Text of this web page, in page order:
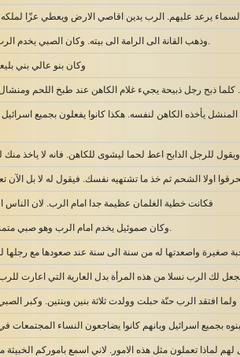
يرعد عليهم. الرب يدين اقاصي الارض ويعطي عزّا
وذهب القانة الى الرامة الى بيته. وكان الصبي يخدم الرب امام عالي الكاهن.
وكان بنو عالي بني
يأخذه الكاهن لنفسه. هكذا كانوا يفعلون بجميع اسرائيل
فكانت خطية الغلمان عظيمة جدا امام الرب. لان الناس
وكان صموئيل يخدم امام الرب وهو صبي متمنطق بافود من كتان.
ولما افتقد الرب حنّة حبلت وولدت ثلاثة بنين وبنتين. وكبر